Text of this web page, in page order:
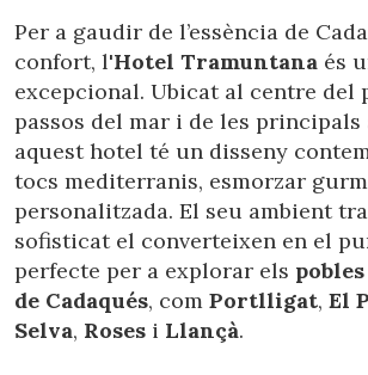
Per a gaudir de l’essència de
confort, l'Hotel Tramuntana és
excepcional. Ubicat al centre del
passos del mar i de les principals
aquest hotel té un disseny
tocs mediterranis, esmorzar
personalitzada. El seu ambient
sofisticat el converteixen en el
perfecte per a explorar els
de Cadaqués, com Portlligat, El
Selva, Roses i Llançà.